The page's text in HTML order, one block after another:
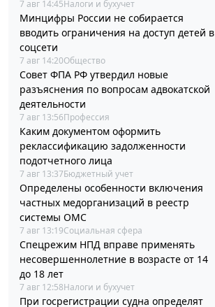
7 авг 14:45Налоги и бухучет
Минцифры России не собирается
вводить ограничения на доступ детей в
соцсети
7 авг 14:20Общество
Совет ФПА РФ утвердил новые
разъяснения по вопросам адвокатской
деятельности
7 авг 13:56Профессия
Каким документом оформить
реклассификацию задолженности
подотчетного лица
7 авг 13:37Бюджетный учет
Определены особенности включения
частных медорганизаций в реестр
системы ОМС
7 авг 13:19Социальная сфера
Спецрежим НПД вправе применять
несовершеннолетние в возрасте от 14
до 18 лет
7 авг 12:58Налоги и бухучет
При госрегистрации судна определят